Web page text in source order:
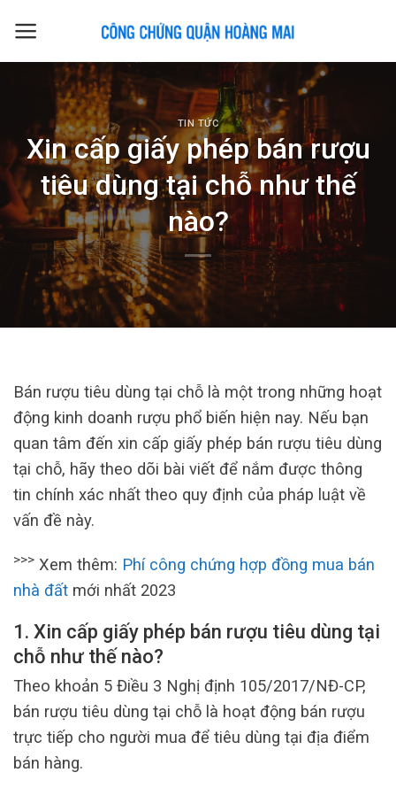
TIN TỨC
Xin cấp giấy phép bán rượu
tiêu dùng tại chỗ như thế
nào?
Bán rượu tiêu dùng tại chỗ là một trong những hoạt
động kinh doanh rượu phổ biến hiện nay. Nếu bạn
quan tâm đến xin cấp giấy phép bán rượu tiêu dùng
tại chỗ, hãy theo dõi bài viết để nắm được thông
tin chính xác nhất theo quy định của pháp luật về
vấn đề này.
>>> Xem thêm: Phí công chứng hợp đồng mua bán
nhà đất mới nhất 2023
1. Xin cấp giấy phép bán rượu tiêu dùng tại
chỗ như thế nào?
Theo khoản 5 Điều 3 Nghị định 105/2017/NĐ-CP,
bán rượu tiêu dùng tại chỗ là hoạt động bán rượu
trực tiếp cho người mua để tiêu dùng tại địa điểm
bán hàng.